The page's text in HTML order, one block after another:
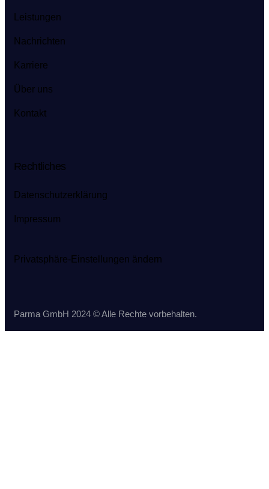
Leistungen
Nachrichten
Karriere
Über uns
Kontakt
Rechtliches
Datenschutz­erklärung
Impressum
Privatsphäre-Einstellungen ändern
Parma GmbH 2024 © Alle Rechte vorbehalten.